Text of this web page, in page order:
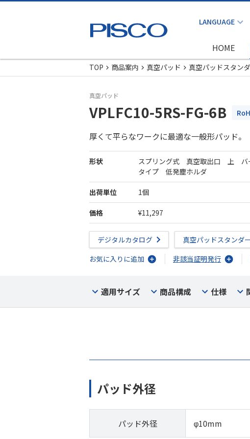
HOME
TOP
商品案内 真空パッド 真空パッドスタン
真空パッド
VPLFC10-5RS-FG-6B
厚くて平らなワークに最適な一般形パッド。
形状
スプリング式 真空取出口 上 バ
タイプ 低発塵ホルダ
出荷単位 1個
価格 ¥11,297
デジタルカタログ 真空パッドスタンダ
お気に入りに追加
非該当証明発行
適用サイズ 商品構成 仕様
パッド外径
パッド外径 φ10mm